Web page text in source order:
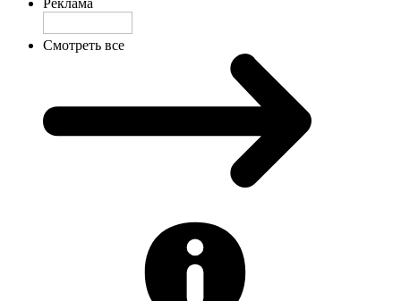
Реклама
Смотреть все